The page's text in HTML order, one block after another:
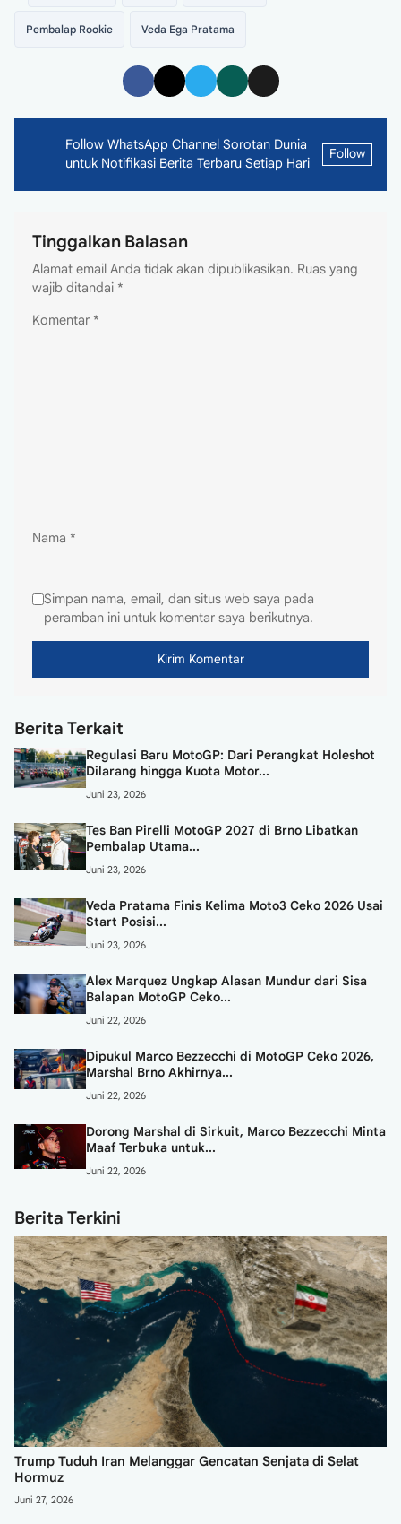
Pembalap Rookie Veda Ega Pratama
Follow WhatsApp Channel Sorotan Dunia
untuk Notifikasi Berita Terbaru Setiap Hari
Follow
Tinggalkan Balasan
Alamat email Anda tidak akan dipublikasikan. Ruas yang
wajib ditandai *
Komentar *
Nama *
Simpan nama, email, dan situs web saya pada
peramban ini untuk komentar saya berikutnya.
Berita Terkait
Regulasi Baru MotoGP: Dari Perangkat Holeshot
Dilarang hingga Kuota Motor...
Juni 23, 2026
Tes Ban Pirelli MotoGP 2027 di Brno Libatkan
Pembalap Utama...
Juni 23, 2026
Veda Pratama Finis Kelima Moto3 Ceko 2026 Usai
Start Posisi...
Juni 23, 2026
Alex Marquez Ungkap Alasan Mundur dari Sisa
Balapan MotoGP Ceko...
Juni 22, 2026
Dipukul Marco Bezzecchi di MotoGP Ceko 2026,
Marshal Brno Akhirnya...
Juni 22, 2026
Dorong Marshal di Sirkuit, Marco Bezzecchi Minta
Maaf Terbuka untuk...
Juni 22, 2026
Berita Terkini
Trump Tuduh Iran Melanggar Gencatan Senjata di Selat
Hormuz
Juni 27, 2026